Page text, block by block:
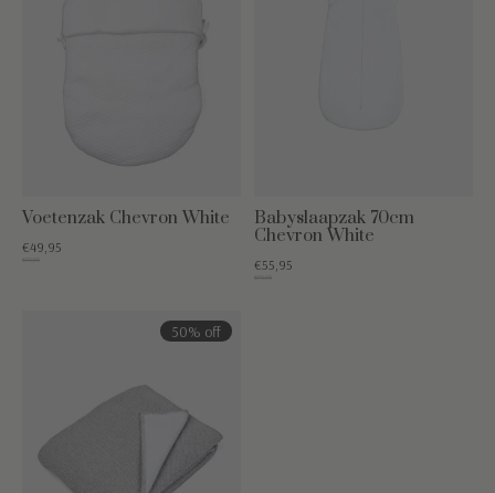
Voetenzak Chevron White
€49,95
€79,95
Babyslaapzak 70cm
Chevron White
€55,95
€79,95
50% off